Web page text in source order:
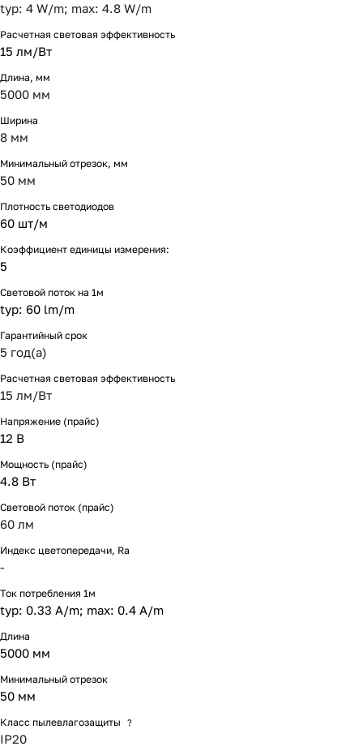
typ: 4 W/m; max: 4.8 W/m
Расчетная световая эффективность
15 лм/Вт
Длина, мм
5000 мм
Ширина
8 мм
Минимальный отрезок, мм
50 мм
Плотность светодиодов
60 шт/м
Коэффициент единицы измерения:
5
Световой поток на 1м
typ: 60 lm/m
Гарантийный срок
5 год(а)
Расчетная световая эффективность
15 лм/Вт
Напряжение (прайс)
12 В
Мощность (прайс)
4.8 Вт
Световой поток (прайс)
60 лм
Индекс цветопередачи, Ra
-
Ток потребления 1м
typ: 0.33 A/m; max: 0.4 A/m
Длина
5000 мм
Минимальный отрезок
50 мм
Класс пылевлагозащиты ?
IP20